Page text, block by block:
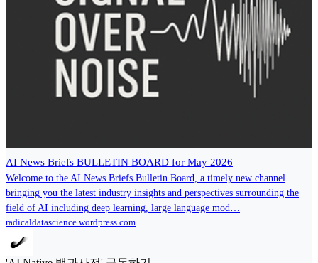
AI News Briefs BULLETIN BOARD for May 2026
Welcome to the AI News Briefs Bulletin Board, a timely new channel
bringing you the latest industry insights and perspectives surrounding the
field of AI including deep learning, large language mod…
radicaldatascience.wordpress.com